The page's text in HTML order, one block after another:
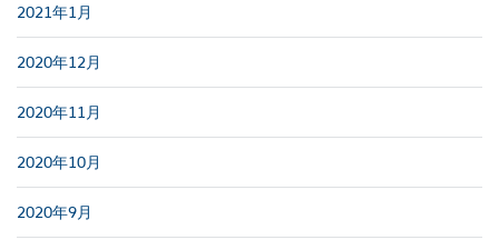
2021年1月
2020年12月
2020年11月
2020年10月
2020年9月